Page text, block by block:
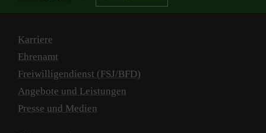
Karriere
Ehrenamt
Freiwilligendienst (FSJ/BFD)
Angebote und Leistungen
Presse und Medien